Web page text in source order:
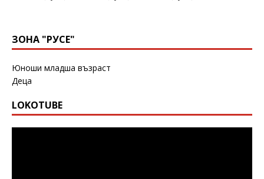
ЗОНА "РУСЕ"
Юноши младша възраст
Деца
LOKOTUBE